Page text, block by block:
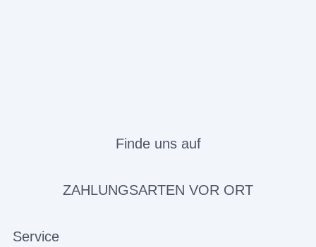
Finde uns auf
ZAHLUNGSARTEN VOR ORT
Service